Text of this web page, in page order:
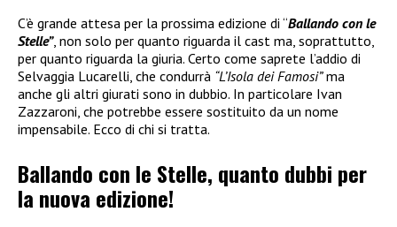
C’è grande attesa per la prossima edizione di “Ballando con le
Stelle”, non solo per quanto riguarda il cast ma, soprattutto,
per quanto riguarda la giuria. Certo come saprete l’addio di
Selvaggia Lucarelli, che condurrà “L’Isola dei Famosi”ma
anche gli altri giurati sono in dubbio. In particolare Ivan
Zazzaroni, che potrebbe essere sostituito da un nome
impensabile. Ecco di chi si tratta.
Ballando con le Stelle, quanto dubbi per
la nuova edizione!